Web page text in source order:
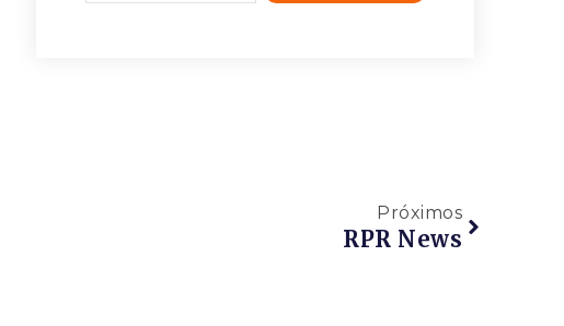
Próximos
RPR News